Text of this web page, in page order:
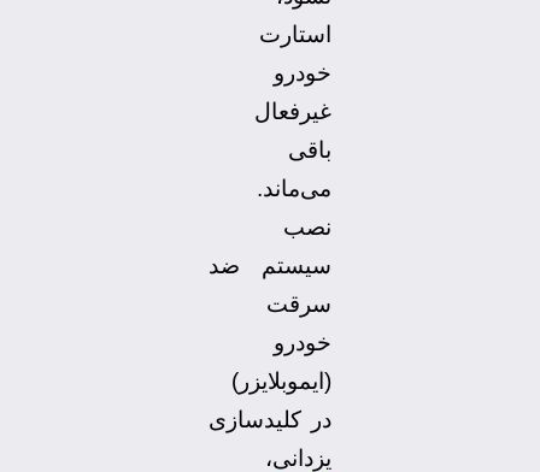
استارت
خودرو
غیرفعال
باقی
می‌ماند.
نصب
سیستم ضد
سرقت
خودرو
(ایموبلایزر)
در کلیدسازی‌
یزدانی،